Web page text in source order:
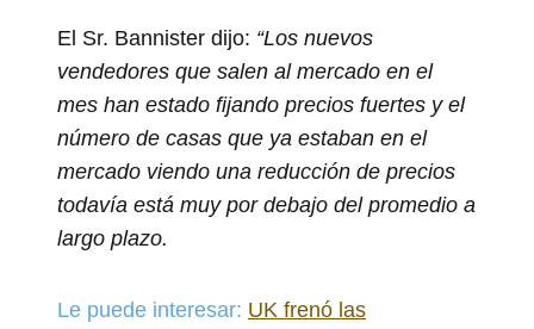
El Sr. Bannister dijo: “Los nuevos
vendedores que salen al mercado en el
mes han estado fijando precios fuertes y el
número de casas que ya estaban en el
mercado viendo una reducción de precios
todavía está muy por debajo del promedio a
largo plazo.
Le puede interesar: UK frenó las